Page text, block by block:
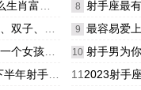
富贵命
巨蟹座
子的表现
运势怎么样
8 射手座最有
9 最容易爱上
10 射手男为你
11 2023射手座